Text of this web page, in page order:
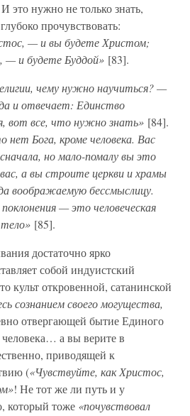
это нужно не только знать,
прочувствовать:
— и вы будете Христом;
— и будете Буддой» [83].
чему нужно научиться? —
и отвечает: Единство
вот все, что нужно знать» [84].
нет Бога, кроме человека. Вас
но мало-помалу вы это
а вы строите церкви и храмы
воображаемую бессмыслицу.
— это человеческая
[85].
достаточно ярко
собой индуистский
культ откровенной, сатанинской
сознанием своего могущества,
отвергающей бытие Единого
а вы верите в
приводящей к
(«Чувствуйте, как Христос,
! Не тот же ли путь и у
который тоже «почувствовал